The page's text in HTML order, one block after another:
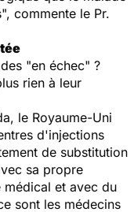
commente le Pr.
"en échec" ?
rien à leur
le Royaume-Uni
d'injections
de substitution
sa propre
et avec du
sont les médecins